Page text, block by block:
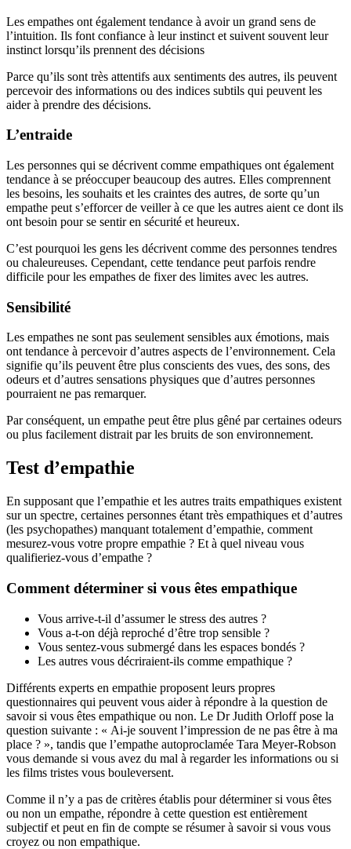
Les empathes ont également tendance à avoir un grand sens de
l’intuition. Ils font confiance à leur instinct et suivent souvent leur
instinct lorsqu’ils prennent des décisions
Parce qu’ils sont très attentifs aux sentiments des autres, ils peuvent
percevoir des informations ou des indices subtils qui peuvent les
aider à prendre des décisions.
L’entraide
Les personnes qui se décrivent comme empathiques ont également
tendance à se préoccuper beaucoup des autres. Elles comprennent
les besoins, les souhaits et les craintes des autres, de sorte qu’un
empathe peut s’efforcer de veiller à ce que les autres aient ce dont ils
ont besoin pour se sentir en sécurité et heureux.
C’est pourquoi les gens les décrivent comme des personnes tendres
ou chaleureuses. Cependant, cette tendance peut parfois rendre
difficile pour les empathes de fixer des limites avec les autres.
Sensibilité
Les empathes ne sont pas seulement sensibles aux émotions, mais
ont tendance à percevoir d’autres aspects de l’environnement. Cela
signifie qu’ils peuvent être plus conscients des vues, des sons, des
odeurs et d’autres sensations physiques que d’autres personnes
pourraient ne pas remarquer.
Par conséquent, un empathe peut être plus gêné par certaines odeurs
ou plus facilement distrait par les bruits de son environnement.
Test d’empathie
En supposant que l’empathie et les autres traits empathiques existent
sur un spectre, certaines personnes étant très empathiques et d’autres
(les psychopathes) manquant totalement d’empathie, comment
mesurez-vous votre propre empathie ? Et à quel niveau vous
qualifieriez-vous d’empathe ?
Comment déterminer si vous êtes empathique
Vous arrive-t-il d’assumer le stress des autres ?
Vous a-t-on déjà reproché d’être trop sensible ?
Vous sentez-vous submergé dans les espaces bondés ?
Les autres vous décriraient-ils comme empathique ?
Différents experts en empathie proposent leurs propres
questionnaires qui peuvent vous aider à répondre à la question de
savoir si vous êtes empathique ou non. Le Dr Judith Orloff pose la
question suivante : « Ai-je souvent l’impression de ne pas être à ma
place ? », tandis que l’empathe autoproclamée Tara Meyer-Robson
vous demande si vous avez du mal à regarder les informations ou si
les films tristes vous bouleversent.
Comme il n’y a pas de critères établis pour déterminer si vous êtes
ou non un empathe, répondre à cette question est entièrement
subjectif et peut en fin de compte se résumer à savoir si vous vous
croyez ou non empathique.